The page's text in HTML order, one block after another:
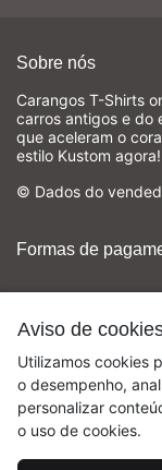
Aviso de
Utilizamos cookies
o desempenho,
personalizar
o uso de cookies.
Sobre nós
Carangos T-Shirts
carros antigos e do
que aceleram o
estilo Kustom agora!
© Dados do
Formas de